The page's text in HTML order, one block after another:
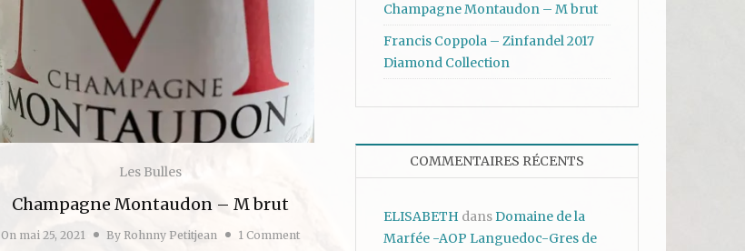
Les Bulles
Champagne Montaudon – M brut
On mai 25, 2021 By Rohnny Petitjean 1 Comment
Champagne Montaudon – M brut
Francis Coppola – Zinfandel 2017
Diamond Collection
COMMENTAIRES RÉCENTS
ELISABETH dansDomaine de la
Marfée -AOP Languedoc-Gres de